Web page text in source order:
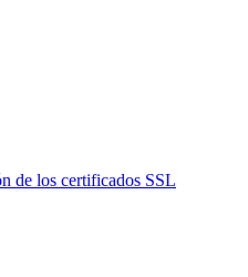
de los certificados SSL